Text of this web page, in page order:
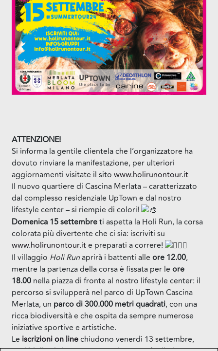
ATTENZIONE!
Si informa la gentile clientela che l’organizzatore ha
dovuto rinviare la manifestazione, per ulteriori
aggiornamenti visitate il sito www.holirunontour.it
Il nuovo quartiere di Cascina Merlata – caratterizzato
dal complesso residenziale UpTown e dal nostro
lifestyle center – si riempie di colori!
Domenica 15 settembreti aspetta la Holi Run, la corsa
colorata più divertente che ci sia: iscriviti su
www.holirunontour.ite preparati a correre!
Il villaggio Holi Runaprirà i battenti alle ore 12.00,
mentre la partenza della corsa è fissata per le ore
18.00 nella piazza di fronte al nostro lifestyle center: il
percorso si svilupperà nel parco di UpTown Cascina
Merlata, un parco di 300.000 metriquadrati, con una
ricca biodiversità e che ospita da sempre numerose
iniziative sportive e artistiche.
Le iscrizioni on linechiudono venerdì 13 settembre,